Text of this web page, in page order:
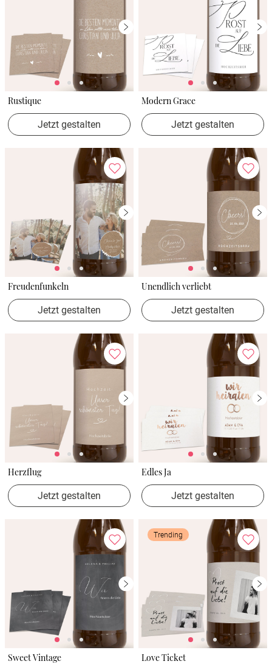
Rustique
Jetzt gestalten
Modern Grace
Jetzt gestalten
Freudenfunkeln
Jetzt gestalten
Unendlich verliebt
Jetzt gestalten
Herzflug
Jetzt gestalten
Edles Ja
Jetzt gestalten
Sweet Vintage
Trending
Love Ticket